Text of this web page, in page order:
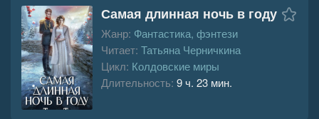
Самая длинная ночь в году
Жанр: Фантастика, фэнтези
Читает: Татьяна Черничкина
Цикл: Колдовские миры
Длительность: 9 ч. 23 мин.